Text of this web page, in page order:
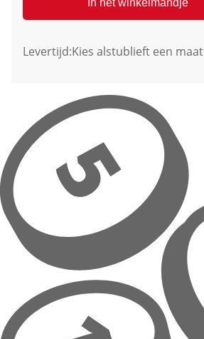
In het winkelmandje
Levertijd:Kies alstublieft een maat